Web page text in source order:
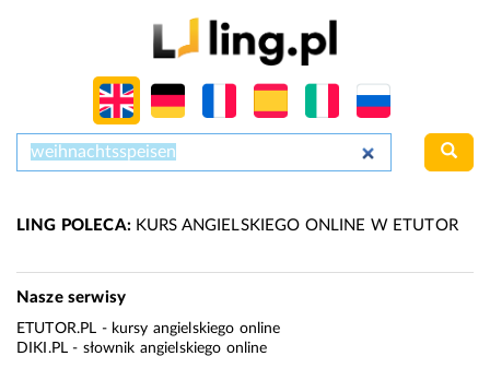
LING POLECA:KURS ANGIELSKIEGO ONLINE W ETUTOR
Nasze serwisy
ETUTOR.PL - kursy angielskiego online
DIKI.PL - słownik angielskiego online